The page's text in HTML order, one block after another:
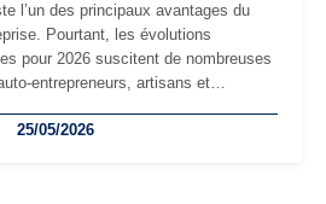
l’un des principaux avantages du
Pourtant, les évolutions
pour 2026 suscitent de nombreuses
entrepreneurs, artisans et
vers la TVA : les règles
25/05/2026